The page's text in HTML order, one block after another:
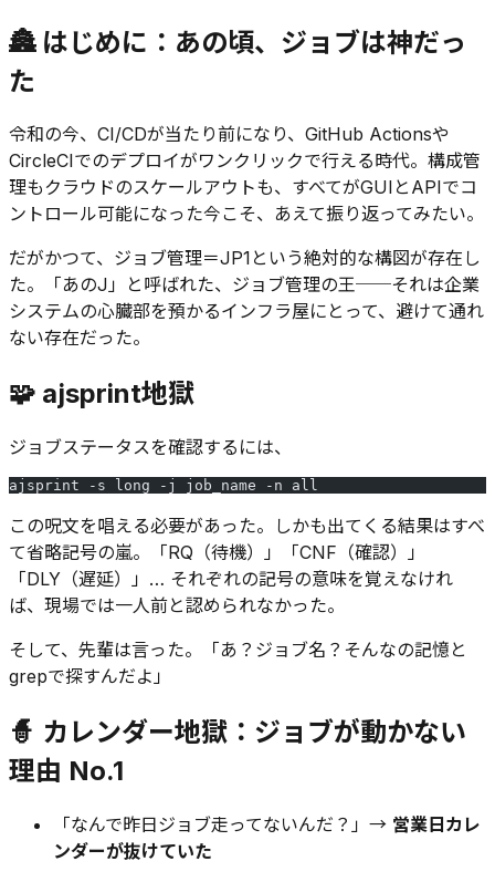
🏯 はじめに：あの頃、ジョブは神だっ
た
令和の今、CI/CDが当たり前になり、GitHub Actionsや
CircleCIでのデプロイがワンクリックで行える時代。構成管
理もクラウドのスケールアウトも、すべてがGUIとAPIでコ
ントロール可能になった今こそ、あえて振り返ってみたい。
だがかつて、ジョブ管理＝JP1という絶対的な構図が存在し
た。「あのJ」と呼ばれた、ジョブ管理の王──それは企業
システムの心臓部を預かるインフラ屋にとって、避けて通れ
ない存在だった。
🧩 ajsprint地獄
ジョブステータスを確認するには、
ajsprint -s long -j job_name -n all
この呪文を唱える必要があった。しかも出てくる結果はすべ
て省略記号の嵐。「RQ（待機）」「CNF（確認）」
「DLY（遅延）」… それぞれの記号の意味を覚えなけれ
ば、現場では一人前と認められなかった。
そして、先輩は言った。「あ？ジョブ名？そんなの記憶と
grepで探すんだよ」
🧙 カレンダー地獄：ジョブが動かない
理由 No.1
「なんで昨日ジョブ走ってないんだ？」→ 営業日カレ
ンダーが抜けていた